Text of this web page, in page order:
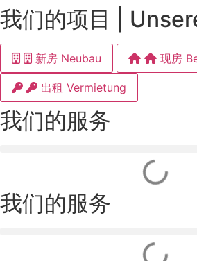
我们的项目 |
新房 Neubau 现房
出租 Vermietung
我们的服务
我们的服务